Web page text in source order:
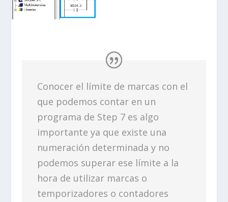
Conocer el límite de marcas con el
que podemos contar en un
programa de Step 7 es algo
importante ya que existe una
numeración determinada y no
podemos superar ese límite a la
hora de utilizar marcas o
temporizadores o contadores